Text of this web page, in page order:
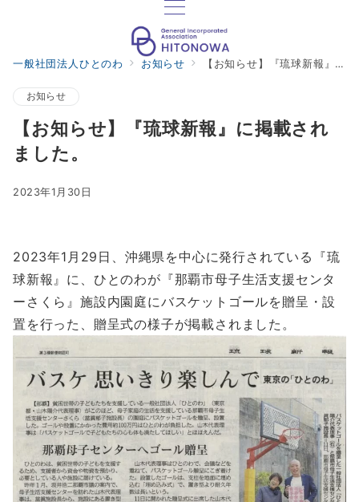
一般社団法人ひとのわ お知らせ 【お知らせ】『琉球新報』に掲載されました。
お知らせ
【お知らせ】『琉球新報』に掲載され
ました。
2023年1月30日
2023年1月29日、沖縄県を中心に発行されている『琉
球新報』に、ひとのわが『那覇市母子生活支援センタ
ーさくら』施設内園庭にバスケットゴールを贈呈・設
置を行った、贈呈式の様子が掲載されました。